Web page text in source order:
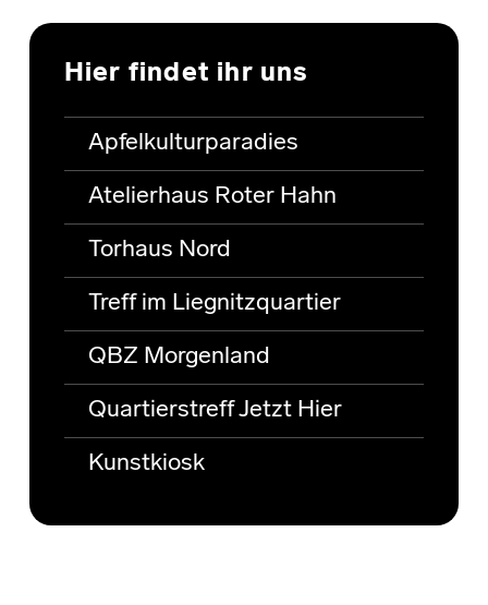
Hier findet ihr uns
Apfelkulturparadies
Atelierhaus Roter Hahn
Torhaus Nord
Treff im Liegnitzquartier
QBZ Morgenland
Quartierstreff Jetzt Hier
Kunstkiosk